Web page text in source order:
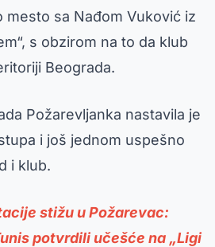
mesto sa Nađom Vuković iz
s obzirom na to da klub
Beograda.
Požarevljanka nastavila je
i još jednom uspešno
i klub.
stižu u Požarevac:
potvrdili učešće na „Ligi